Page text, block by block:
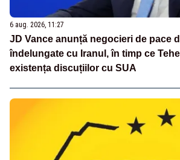
6 aug. 2026, 11:27
JD Vance anunță negocieri de pace
îndelungate cu Iranul, în timp ce
existența discuțiilor cu SUA